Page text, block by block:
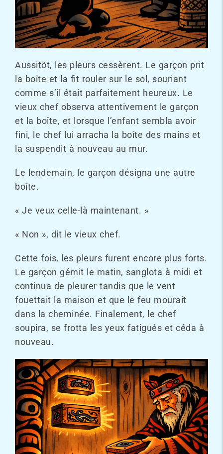
Aussitôt, les pleurs cessèrent. Le garçon prit
la boîte et la fit rouler sur le sol, souriant
comme s’il était parfaitement heureux. Le
vieux chef observa attentivement le garçon
et la boîte, et lorsque l’enfant sembla avoir
fini, le chef lui arracha la boîte des mains et
la suspendit à nouveau au mur.
Le lendemain, le garçon désigna une autre
boîte.
« Je veux celle-là maintenant. »
« Non », dit le vieux chef.
Cette fois, les pleurs furent encore plus forts.
Le garçon gémit le matin, sanglota à midi et
continua de pleurer tandis que le vent
fouettait la maison et que le feu mourait
dans la cheminée. Finalement, le chef
soupira, se frotta les yeux fatigués et céda à
nouveau.